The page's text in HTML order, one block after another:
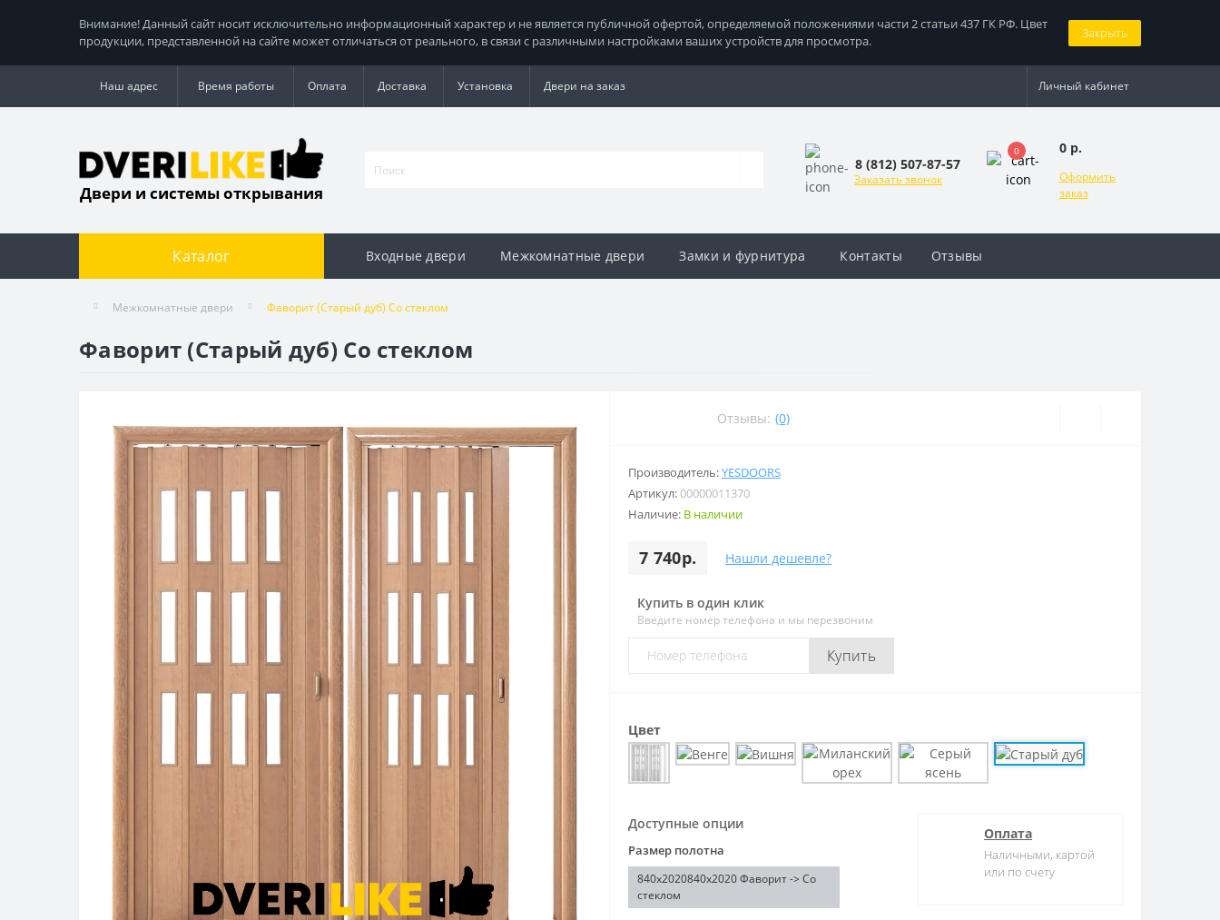
Внимание! Данный сайт носит исключительно информационный характер и не является публичной офертой, определяемой положениями части 2 статьи 437 ГК РФ. Цвет
продукции, представленной на сайте может отличаться от реального, в связи с различными настройками ваших устройств для просмотра.
Закрыть
Наш адрес Время работы Оплата Доставка Установка Двери на заказ Личный кабинет
Двери и системы открывания
8 (812) 507-87-57
Заказать звонок
0 0 р.
Оформить
заказ
Каталог Входные двери Межкомнатные двери Замки и фурнитура Контакты Отзывы
Межкомнатные двери Фаворит (Старый дуб) Со стеклом
Фаворит (Старый дуб) Со стеклом
Отзывы: (0)
Производитель:YESDOORS
Артикул:00000011370
Наличие: В наличии
7 740р. Нашли дешевле?
Купить в один клик
Введите номер телефона и мы перезвоним
Купить
Цвет
Доступные опции
Размер полотна
840x2020840x2020 Фаворит -> Со
стеклом
Оплата
Наличными, картой
или по счету